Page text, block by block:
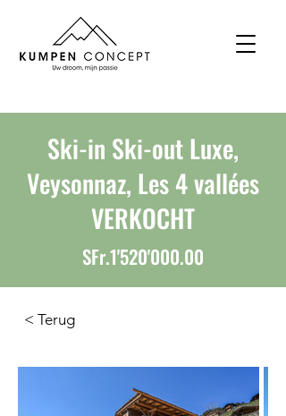
Ski-in Ski-out Luxe,
Veysonnaz, Les 4 vallées
VERKOCHT
SFr.1'520'000.00
< Terug